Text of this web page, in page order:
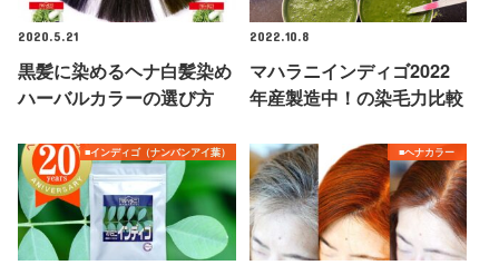
2020.5.21
黒髪に染めるヘナ白髪染め
ハーバルカラーの選び方
2022.10.8
マハラニインディゴ2022
年産製造中！の染毛力比較
■インディゴ（ナンバンアイ葉） ■ヘナカラー